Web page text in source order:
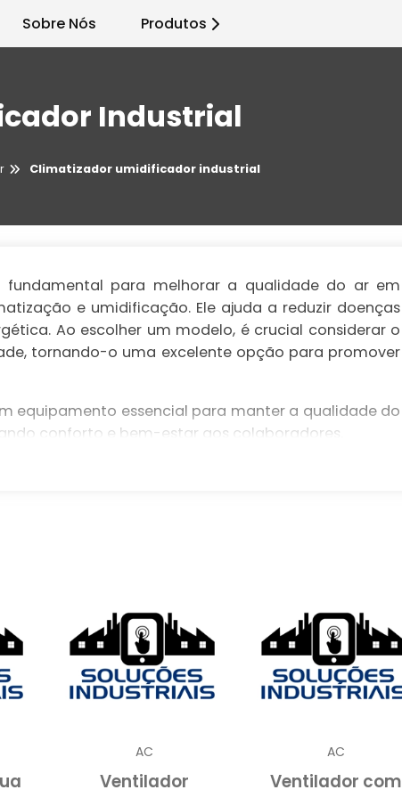
Sobre Nós Produtos
Industrial
Climatizador umidificador industrial
para melhorar a qualidade do ar em
e umidificação. Ele ajuda a reduzir doenças
Ao escolher um modelo, é crucial considerar o
tornando-o uma excelente opção para promover
equipamento essencial para manter a qualidade do
conforto e bem-estar aos colaboradores.
mas também controla a umidade do ar,
umidificador pode transformar o seu
de vida no trabalho.
UMIDIFICADOR INDUSTRIAL?
é um equipamento projetado para controlar a
de grande porte, como fábricas, armazéns,
AC
Ventilador
AC
Ventilador com